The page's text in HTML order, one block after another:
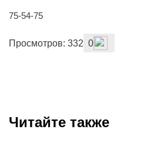
75-54-75
Просмотров: 332 0
Читайте также